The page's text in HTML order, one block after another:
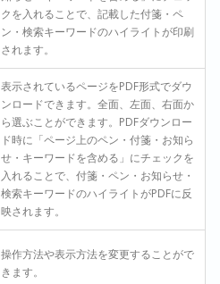
クを入れることで、記載した付箋・ペ
ン・検索キーワードのハイライトが印刷
されます。
表示されているページをPDF形式でダウ
ンロードできます。全面、左面、右面か
ら選ぶことができます。PDFダウンロー
ド時に「ページ上のペン・付箋・お知ら
せ・キーワードを含める」にチェックを
入れることで、付箋・ペン・お知らせ・
検索キーワードのハイライトがPDFに反
映されます。
操作方法や表示方法を変更することがで
きます。